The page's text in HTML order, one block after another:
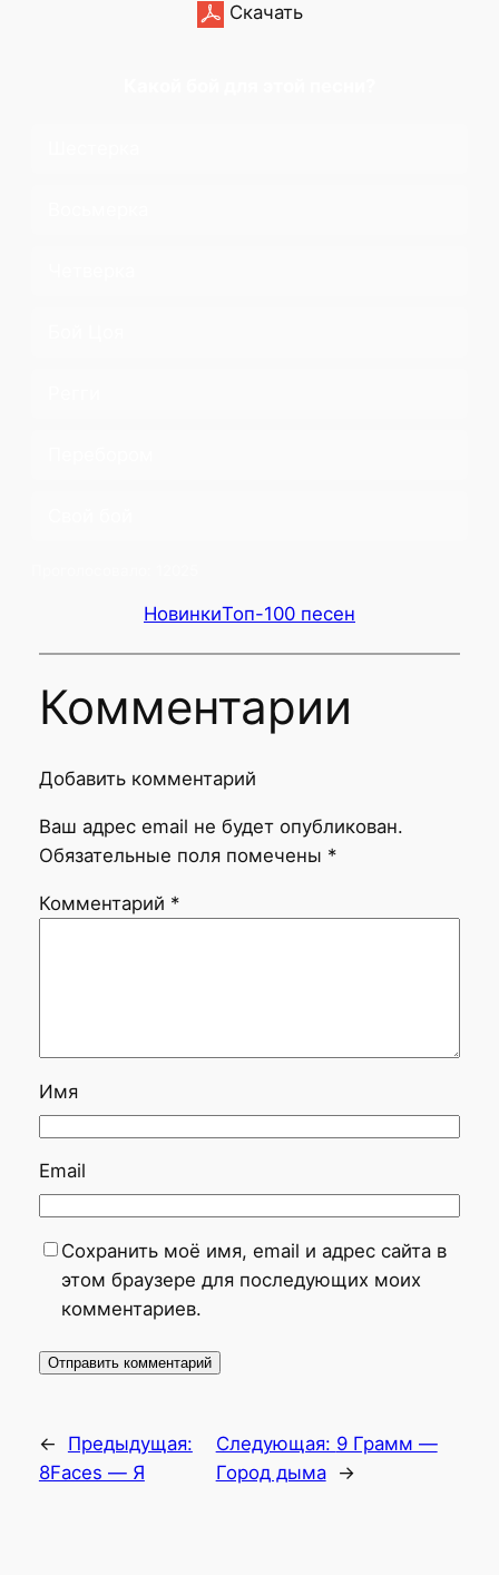
Скачать
НовинкиТоп-100 песен
Комментарии
Добавить комментарий
Ваш адрес email не будет опубликован.
Обязательные поля помечены *
Комментарий *
Имя
Email
Сохранить моё имя, email и адрес сайта в
этом браузере для последующих моих
комментариев.
←
Предыдущая:
8Faces — Я
Следующая: 9 Грамм —
Город дыма
→